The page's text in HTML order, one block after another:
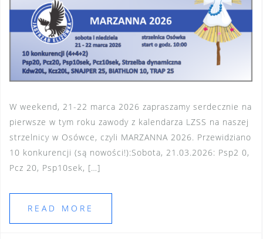
W weekend, 21-22 marca 2026 zapraszamy serdecznie na
pierwsze w tym roku zawody z kalendarza LZSS na naszej
strzelnicy w Osówce, czyli MARZANNA 2026. Przewidziano
10 konkurencji (są nowości!):Sobota, 21.03.2026: Psp2 0,
Pcz 20, Psp10sek, […]
READ MORE